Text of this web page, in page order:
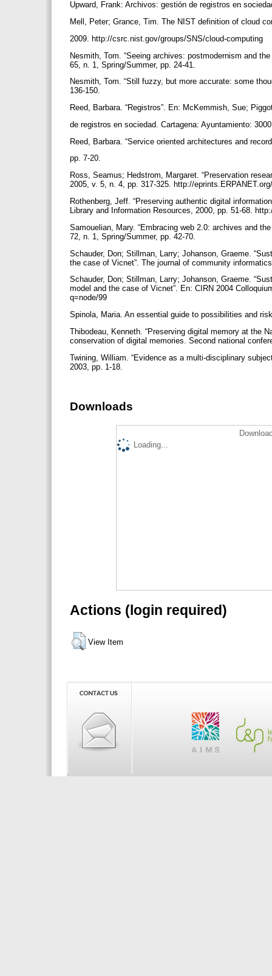
Upward, Frank: Archivos: gestión de registros en
Mell, Peter; Grance, Tim. The NIST definition of cloud
2009. http://csrc.nist.gov/groups/SNS/cloud-computing
Nesmith, Tom. “Seeing archives: postmodernism and
65, n. 1, Spring/Summer, pp. 24-41.
Nesmith, Tom. “Still fuzzy, but more accurate: some
136-150.
Reed, Barbara. “Registros”. En: McKemmish, Sue;
de registros en sociedad. Cartagena: Ayuntamiento:
Reed, Barbara. “Service oriented architectures and
pp. 7-20.
Ross, Seamus; Hedstrom, Margaret. “Preservation
2005, v. 5, n. 4, pp. 317-325. http://
Rothenberg, Jeff. “Preserving authentic digital
Library and Information Resources, 2000, pp. 51-68.
Samouelian, Mary. “Embracing web 2.0: archives and
72, n. 1, Spring/Summer, pp. 42-70.
Schauder, Don; Stillman, Larry; Johanson, Graeme.
the case of Vicnet”. The journal of community
Schauder, Don; Stillman, Larry; Johanson, Graeme.
model and the case of Vicnet”. En: CIRN 2004
q=node/99
Spinola, Maria. An essential guide to possibilities and
Thibodeau, Kenneth. “Preserving digital memory at the
conservation of digital memories. Second national
Twining, William. “Evidence as a multi-disciplinary
2003, pp. 1-18.
Downloads
Loading...
Actions (login required)
View Item